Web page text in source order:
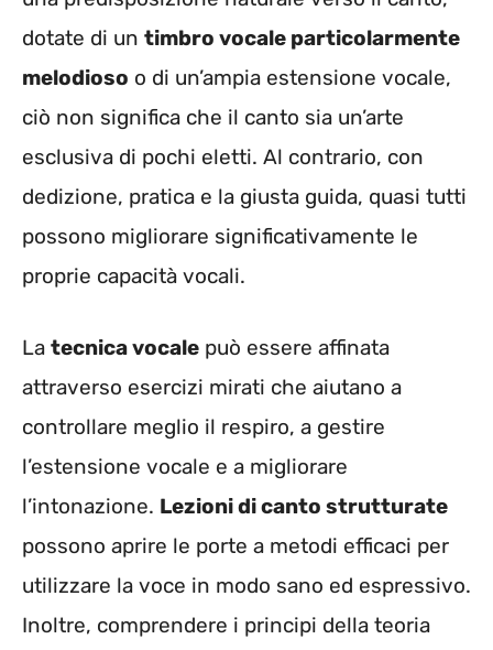
dotate di un timbro vocale particolarmente
melodioso o di un’ampia estensione vocale,
ciò non significa che il canto sia un’arte
esclusiva di pochi eletti. Al contrario, con
dedizione, pratica e la giusta guida, quasi tutti
possono migliorare significativamente le
proprie capacità vocali.
La tecnica vocale può essere affinata
attraverso esercizi mirati che aiutano a
controllare meglio il respiro, a gestire
l’estensione vocale e a migliorare
l’intonazione. Lezioni di canto strutturate
possono aprire le porte a metodi efficaci per
utilizzare la voce in modo sano ed espressivo.
Inoltre, comprendere i principi della teoria